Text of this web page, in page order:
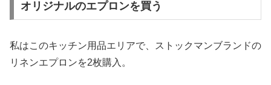
オリジナルのエプロンを買う
私はこのキッチン用品エリアで、ストックマンブランドの
リネンエプロンを2枚購入。